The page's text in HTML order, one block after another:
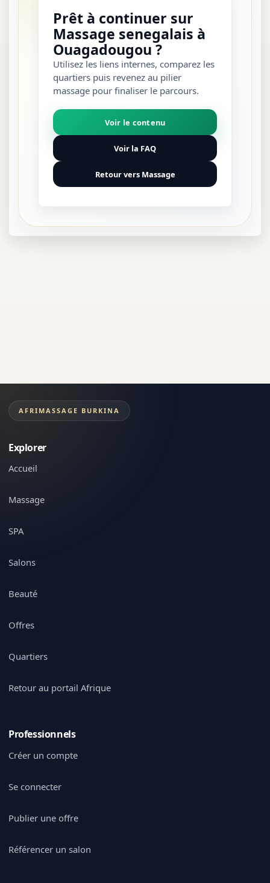
Prêt à continuer sur
Massage senegalais à
Ouagadougou ?
Utilisez les liens internes, comparez les
quartiers puis revenez au pilier
massage pour finaliser le parcours.
Voir le contenu
Voir la FAQ
Retour vers Massage
AFRIMASSAGE BURKINA
Explorer
Accueil
Massage
SPA
Salons
Beauté
Offres
Quartiers
Retour au portail Afrique
Professionnels
Créer un compte
Se connecter
Publier une offre
Référencer un salon